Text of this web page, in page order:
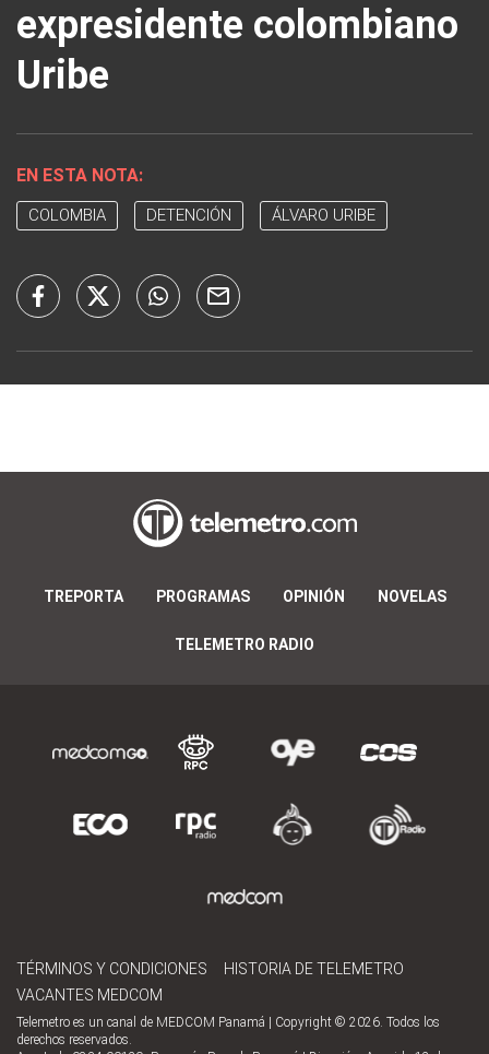
expresidente colombiano
Uribe
EN ESTA NOTA:
COLOMBIA DETENCIÓN ÁLVARO URIBE
TREPORTA PROGRAMAS OPINIÓN NOVELAS
TELEMETRO RADIO
TÉRMINOS Y CONDICIONES
HISTORIA DE TELEMETRO
VACANTES MEDCOM
Telemetro es un canal de MEDCOM Panamá | Copyright © 2026. Todos los
derechos reservados.